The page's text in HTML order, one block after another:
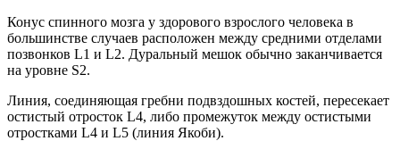
Конус спинного мозга у здорового взрослого человека в
большинстве случаев расположен между средними отделами
позвонков L1 и L2. Дуральный мешок обычно заканчивается
на уровне S2.
Линия, соединяющая гребни подвздошных костей, пересекает
остистый отросток L4, либо промежуток между остистыми
отростками L4 и L5 (линия Якоби).